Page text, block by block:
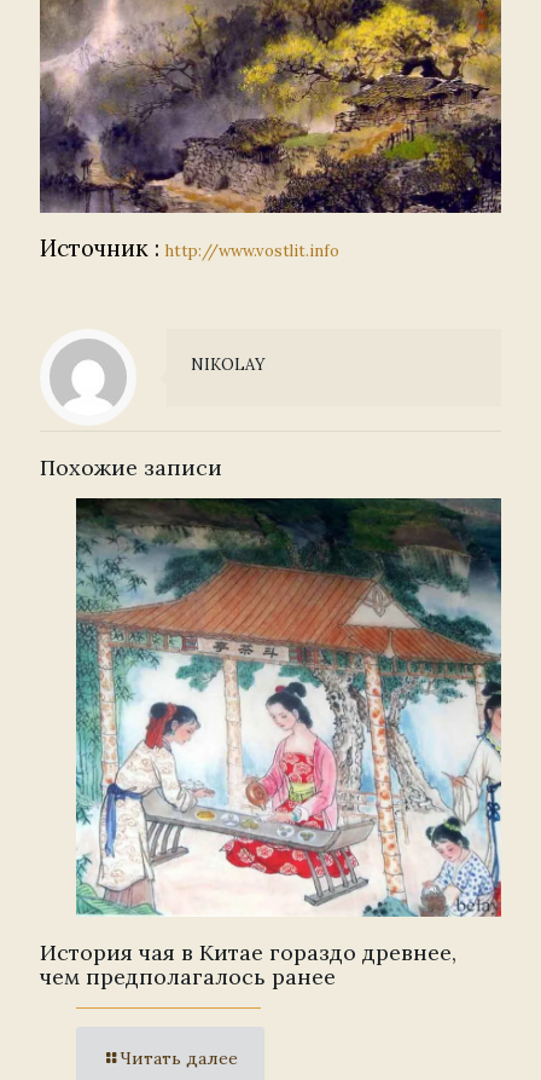
Источник : http://www.vostlit.info
NIKOLAY
Похожие записи
История чая в Китае гораздо древнее,
чем предполагалось ранее
Читать далее